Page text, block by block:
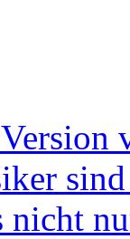
nicht